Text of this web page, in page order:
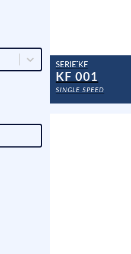
SERIE KF
KF 001
SINGLE SPEED